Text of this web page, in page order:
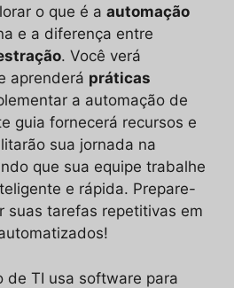
o que é a automação
e a diferença entre
. Você verá
aprenderá práticas
a automação de
guia fornecerá recursos e
sua jornada na
que sua equipe trabalhe
e rápida. Prepare-
suas tarefas repetitivas em
de TI usa software para